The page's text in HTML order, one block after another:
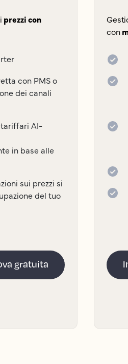
prezzi con
con PMS o
dei canali
AI-
in base alle
sui prezzi si
del tuo
gratuita
con